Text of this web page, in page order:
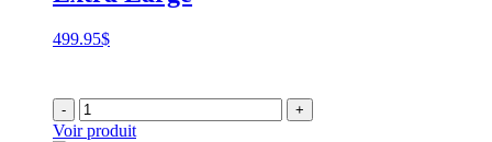
499.95$
- +
Voir produit